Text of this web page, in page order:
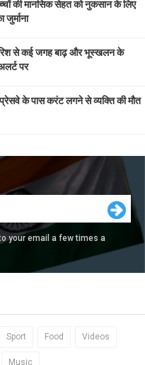
की मानसिक सेहत को नुकसान के लिए
से कई जगह बाढ़ और भूस्खलन के
पर
के पास करंट लगने से व्यक्ति की मौत
your email a few times a
Sport Food Videos
Music